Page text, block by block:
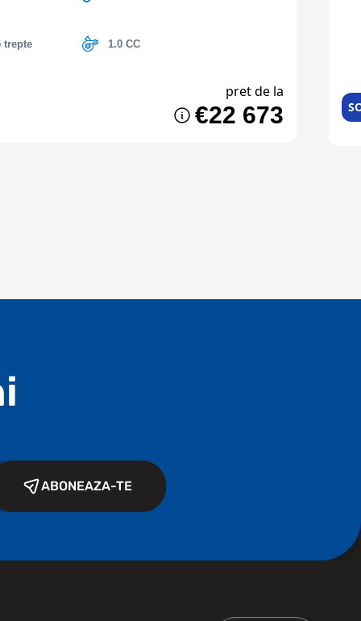
trepte 1.0 CC
pret de la
€22 673
ABONEAZA-TE